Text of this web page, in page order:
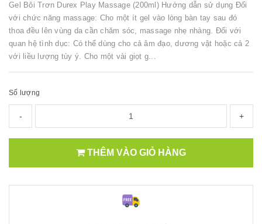
Gel Bôi Trơn Durex Play Massage (200ml) Hướng dẫn sử dụng Đối
với chức năng massage: Cho một ít gel vào lòng bàn tay sau đó
thoa đều lên vùng da cần chăm sóc, massage nhẹ nhàng. Đối với
quan hệ tình dục: Có thể dùng cho cả âm đạo, dương vật hoặc cả 2
với liều lượng tùy ý. Cho một vài giọt g...
Số lượng
- +
THÊM VÀO GIỎ HÀNG